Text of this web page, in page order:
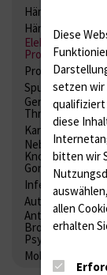
Hämatologie /
Elektrolyte,
Proteine
Proteine
Spurenelemente
Gerinnung /
Kardiale Marker
Nebenniere /
Knochen;
Gonaden /
Antibiotika,
Psychpharmaka
Molekulare
Diese
setzen wir
qualifiziert
diese
bitten wir
allen
erhalten